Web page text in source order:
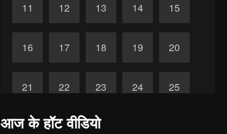
11 12 13 14 15
16 17 18 19 20
21 22 23 24 25
26
समाप्त
आज के हॉट वीडियो